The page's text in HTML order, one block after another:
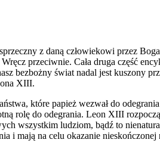
z daną człowiekowi przez
przeciwnie. Cała druga część
bezbożny świat nadal jest kuszony
XIII.
które papież wezwał do
rolę do odegrania. Leon XIII
wszystkim ludziom, bądź to
i mają na celu okazanie